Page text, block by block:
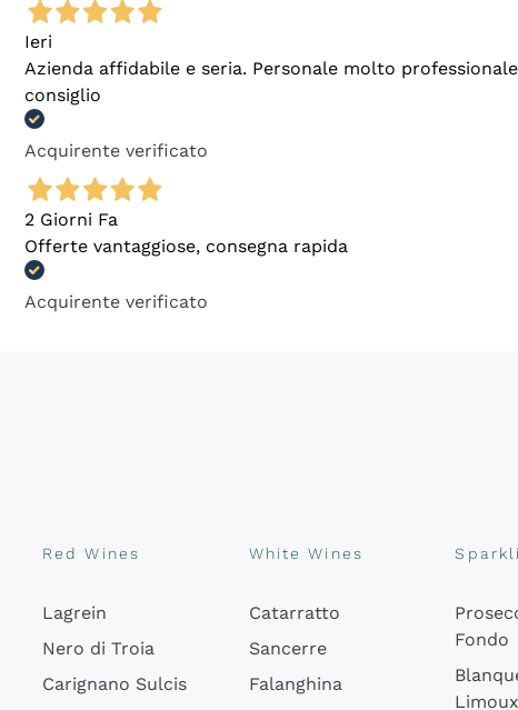
Ieri
Azienda affidabile e seria. Personale molto
consiglio
Acquirente verificato
2 Giorni Fa
Offerte vantaggiose, consegna rapida
Acquirente verificato
Red Wines
Lagrein
Nero di Troia
Carignano Sulcis
White Wines
Catarratto
Sancerre
Falanghina
Fondo
Limoux